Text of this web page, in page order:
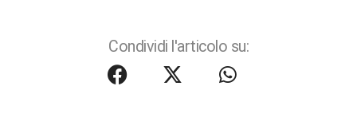
Condividi l'articolo su: